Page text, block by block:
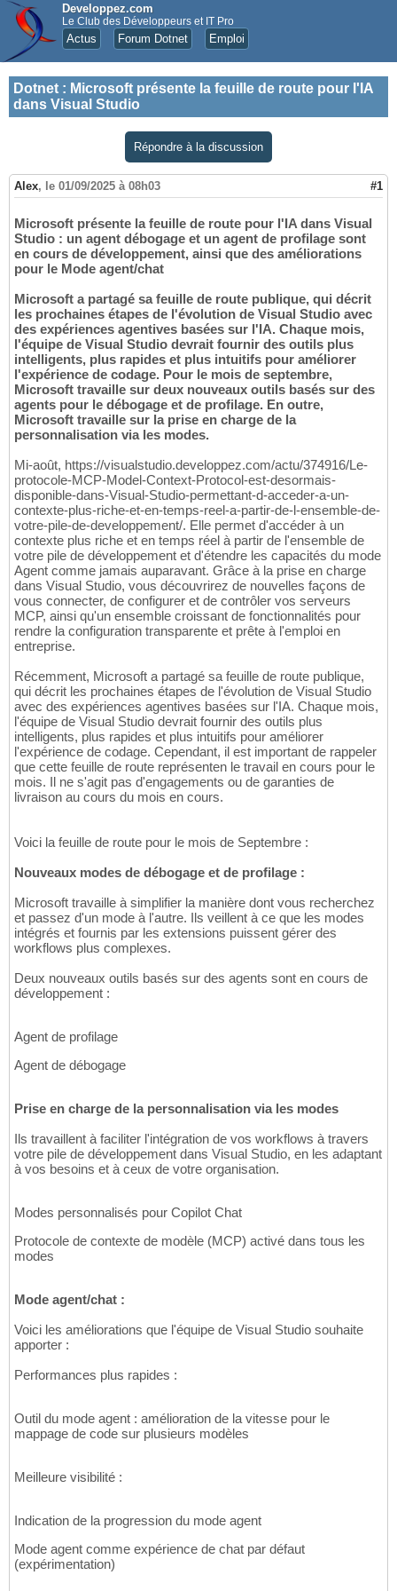
Developpez.com
Le Club des Développeurs et IT Pro
Actus Forum Dotnet Emploi
Dotnet : Microsoft présente la feuille de route pour l'IA
dans Visual Studio
Répondre à la discussion
Alex, le 01/09/2025 à 08h03 #1
Microsoft présente la feuille de route pour l'IA dans Visual
Studio : un agent débogage et un agent de profilage sont
en cours de développement, ainsi que des améliorations
pour le Mode agent/chat
Microsoft a partagé sa feuille de route publique, qui décrit
les prochaines étapes de l'évolution de Visual Studio avec
des expériences agentives basées sur l'IA. Chaque mois,
l'équipe de Visual Studio devrait fournir des outils plus
intelligents, plus rapides et plus intuitifs pour améliorer
l'expérience de codage. Pour le mois de septembre,
Microsoft travaille sur deux nouveaux outils basés sur des
agents pour le débogage et de profilage. En outre,
Microsoft travaille sur la prise en charge de la
personnalisation via les modes.
Mi-août, https://visualstudio.developpez.com/actu/374916/Le-
protocole-MCP-Model-Context-Protocol-est-desormais-
disponible-dans-Visual-Studio-permettant-d-acceder-a-un-
contexte-plus-riche-et-en-temps-reel-a-partir-de-l-ensemble-de-
votre-pile-de-developpement/. Elle permet d'accéder à un
contexte plus riche et en temps réel à partir de l'ensemble de
votre pile de développement et d'étendre les capacités du mode
Agent comme jamais auparavant. Grâce à la prise en charge
dans Visual Studio, vous découvrirez de nouvelles façons de
vous connecter, de configurer et de contrôler vos serveurs
MCP, ainsi qu'un ensemble croissant de fonctionnalités pour
rendre la configuration transparente et prête à l'emploi en
entreprise.
Récemment, Microsoft a partagé sa feuille de route publique,
qui décrit les prochaines étapes de l'évolution de Visual Studio
avec des expériences agentives basées sur l'IA. Chaque mois,
l'équipe de Visual Studio devrait fournir des outils plus
intelligents, plus rapides et plus intuitifs pour améliorer
l'expérience de codage. Cependant, il est important de rappeler
que cette feuille de route représenten le travail en cours pour le
mois. Il ne s'agit pas d'engagements ou de garanties de
livraison au cours du mois en cours.
Voici la feuille de route pour le mois de Septembre :
Nouveaux modes de débogage et de profilage :
Microsoft travaille à simplifier la manière dont vous recherchez
et passez d'un mode à l'autre. Ils veillent à ce que les modes
intégrés et fournis par les extensions puissent gérer des
workflows plus complexes.
Deux nouveaux outils basés sur des agents sont en cours de
développement :
Agent de profilage
Agent de débogage
Prise en charge de la personnalisation via les modes
Ils travaillent à faciliter l'intégration de vos workflows à travers
votre pile de développement dans Visual Studio, en les adaptant
à vos besoins et à ceux de votre organisation.
Modes personnalisés pour Copilot Chat
Protocole de contexte de modèle (MCP) activé dans tous les
modes
Mode agent/chat :
Voici les améliorations que l'équipe de Visual Studio souhaite
apporter :
Performances plus rapides :
Outil du mode agent : amélioration de la vitesse pour le
mappage de code sur plusieurs modèles
Meilleure visibilité :
Indication de la progression du mode agent
Mode agent comme expérience de chat par défaut
(expérimentation)